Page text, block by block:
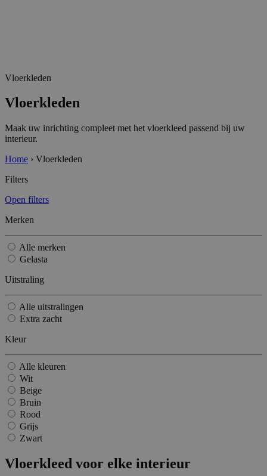
Vloerkleden
Vloerkleden
Maak uw inrichting compleet met het vloerkleed passend bij uw
interieur.
Home › Vloerkleden
Filters
Open filters
Merken
Alle merken
Gelasta
Uitstraling
Alle uitstralingen
Extra zacht
Kleur
Alle kleuren
Wit
Beige
Bruin
Rood
Grijs
Zwart
Vloerkleed voor elke interieur